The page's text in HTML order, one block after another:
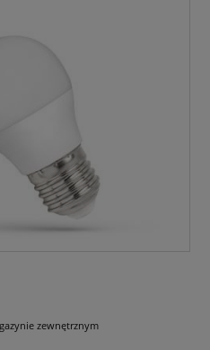
zewnętrznym